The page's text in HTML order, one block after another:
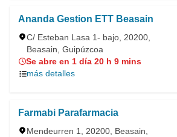
Ananda Gestion ETT Beasain
C/ Esteban Lasa 1- bajo, 20200,
Beasain, Guipúzcoa
Se abre en 1 día 20 h 9 mins
más detalles
Farmabi Parafarmacia
Mendeurren 1, 20200, Beasain,